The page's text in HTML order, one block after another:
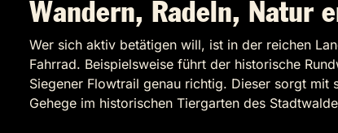
Wandern, Radeln, Natur
Wer sich aktiv betätigen will, ist in der reichen
Fahrrad. Beispielsweise führt der historische
Siegener Flowtrail genau richtig. Dieser sorgt
Gehege im historischen Tiergarten des